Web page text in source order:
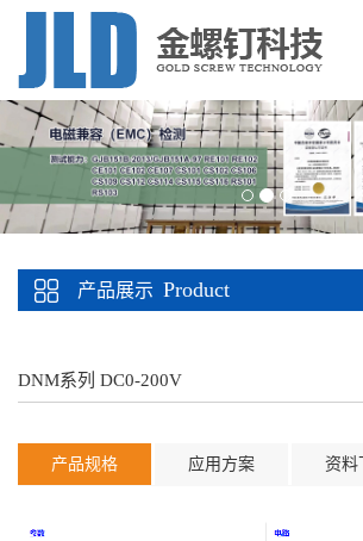
产品展示 Product
DNM系列 DC0-200V
产品规格 应用方案 资料